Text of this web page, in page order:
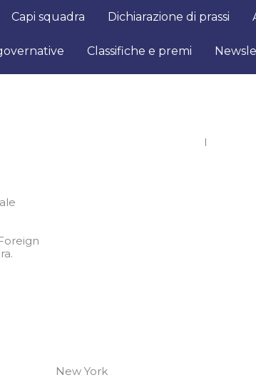
Capi squadra Dichiarazione di prassi
Classifiche e premi
I
New York